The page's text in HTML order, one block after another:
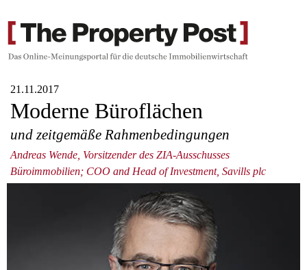
21.11.2017
Moderne Büroflächen
und zeitgemäße Rahmenbedingungen
Andreas Wende, Vorsitzender des ZIA-Ausschusses
Büroimmobilien; COO and Head of Investment, Savills plc